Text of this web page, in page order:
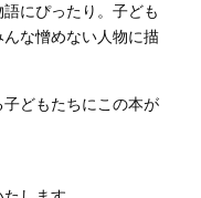
にぴったり。子ども
な憎めない人物に描
どもたちにこの本が